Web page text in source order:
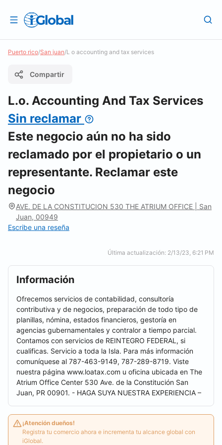
Puerto rico/San juan/L o accounting and tax services
Compartir
L.o. Accounting And Tax Services
Sin reclamar
Este negocio aún no ha sido
reclamado por el propietario o un
representante. Reclamar este
negocio
AVE. DE LA CONSTITUCION 530 THE ATRIUM OFFICE | San
Juan, 00949
Escribe una reseña
Última actualización: 2/13/23, 6:21 PM
Información
Ofrecemos servicios de contabilidad, consultoría
contributiva y de negocios, preparación de todo tipo de
planillas, nómina, estados financieros, gestoría en
agencias gubernamentales y contralor a tiempo parcial.
Contamos con servicios de REINTEGRO FEDERAL, si
cualificas. Servicio a toda la Isla. Para más información
comuníquese al 787-463-9149, 787-289-8719. Viste
nuestra página www.loatax.com u oficina ubicada en The
Atrium Office Center 530 Ave. de la Constitución San
Juan, PR 00901. - HAGA SUYA NUESTRA EXPERIENCIA –
¡Atención dueños!
Registra tu comercio ahora e incrementa tu alcance global con
iGlobal.